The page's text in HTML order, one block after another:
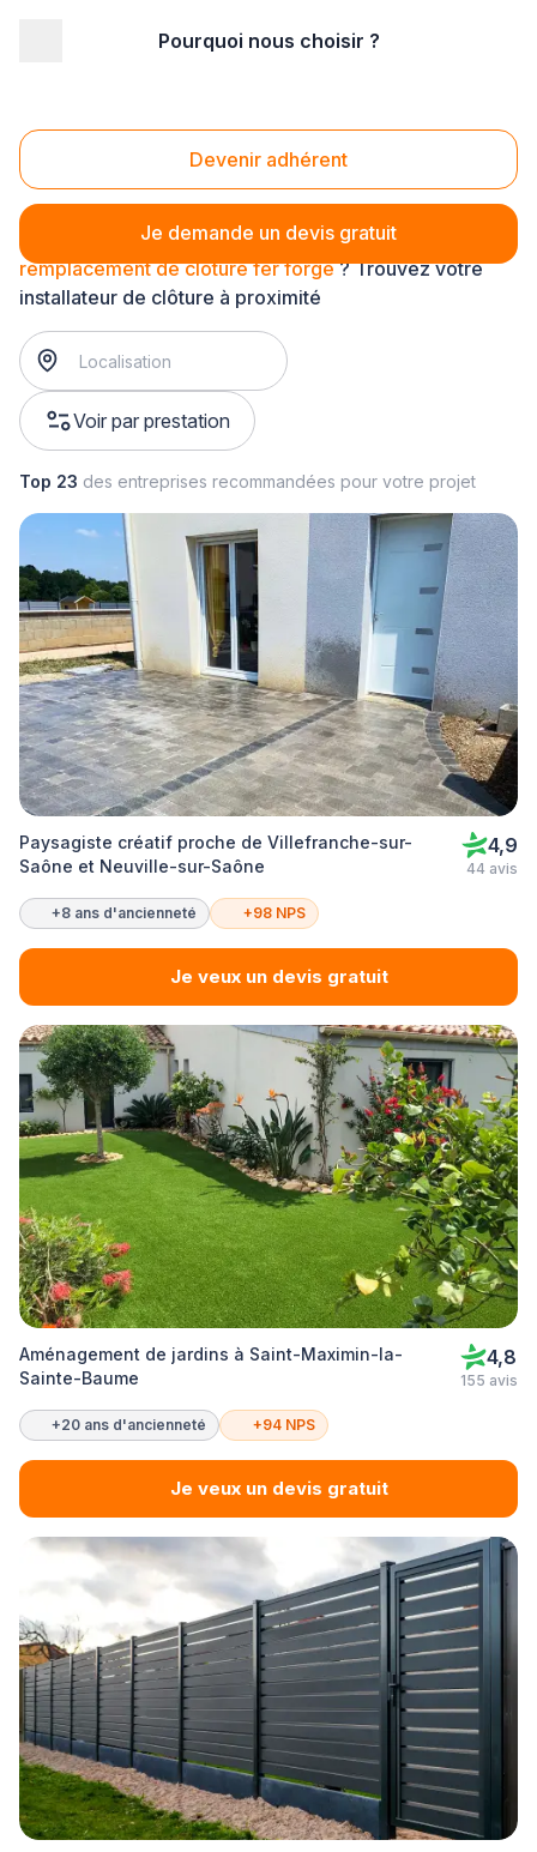
Pourquoi nous choisir ?
Devenir adhérent
Je demande un devis gratuit
Remplacement de clôture fer forgé
remplacement de clôture fer forgé? Trouvez votre
installateur de clôture à proximité
Voir par prestation
Top 23 des entreprises recommandées pour votre projet
Paysagiste créatif proche de Villefranche-sur-
Saône et Neuville-sur-Saône
4,9
44 avis
+8 ans d'ancienneté +98 NPS
Je veux un devis gratuit
Aménagement de jardins à Saint-Maximin-la-
Sainte-Baume
4,8
155 avis
+20 ans d'ancienneté +94 NPS
Je veux un devis gratuit